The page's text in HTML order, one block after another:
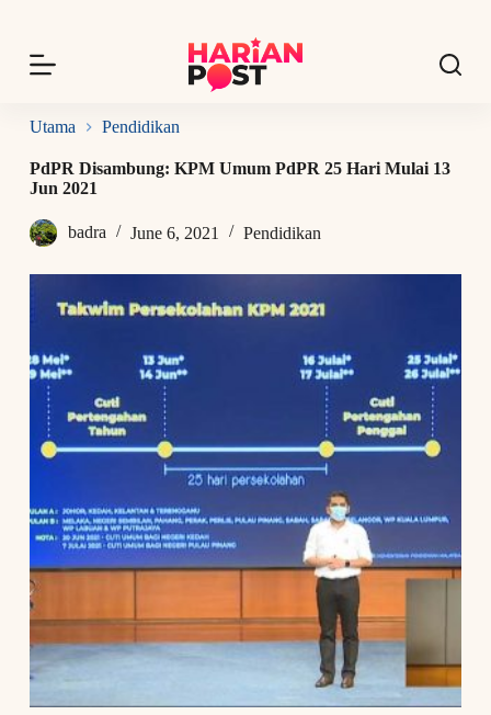
p
o
o
n
n
Utama Pendidikan
PdPR Disambung: KPM Umum PdPR 25 Hari Mulai 13
Jun 2021
badra June 6, 2021 Pendidikan